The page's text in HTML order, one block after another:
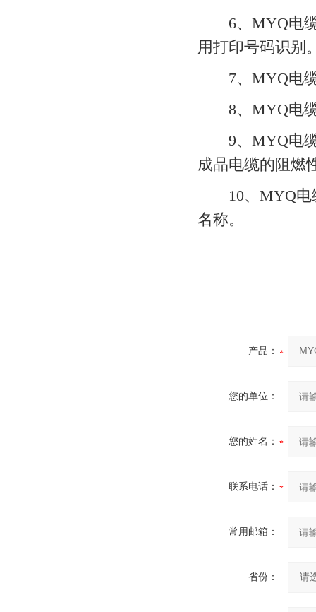
6、MYQ电缆
用打印号码识别
7、MYQ电缆
8、MYQ电缆
9、MYQ电缆
成品电缆的阻燃
10、MYQ电缆
名称。
产品：
您的单位：
您的姓名：
联系电话：
常用邮箱：
省份：